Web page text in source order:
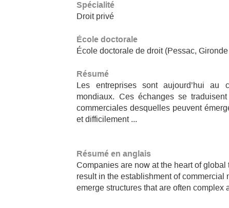
Spécialité
Droit privé
École doctorale
École doctorale de droit (Pessac,
Résumé
Les entreprises sont aujourd’hui au
mondiaux. Ces échanges se
commerciales desquelles peuvent
et difficilement ...
Résumé en anglais
Companies are now at the heart of
result in the establishment of commercial
emerge structures that are often complex